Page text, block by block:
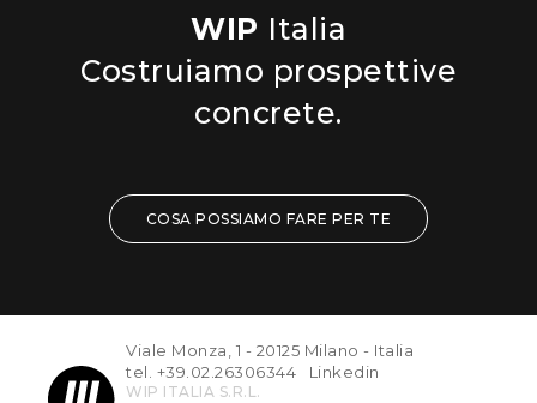
CERCA PER CLIENTE
CERCA PER INDUSTRY
WIP Italia
Costruiamo prospettive
concrete.
COSA POSSIAMO FARE PER TE
Viale Monza, 1 - 20125 Milano - Italia
tel. +39.02.26306344
Linkedin
WIP ITALIA S.R.L.